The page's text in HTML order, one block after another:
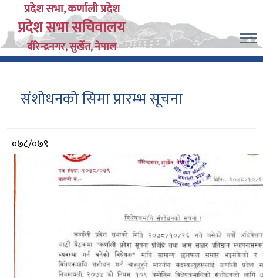
main
content
प्रदेश सभा, कर्णाली प्रदेश
प्रदेश सभा सचिवालय
वीरेन्द्रनगर, सुर्खेत, नेपाल
संशोधनको सिमा प्रारम्भ सूचना
आर्थिक
वर्ष
०७८/०७९